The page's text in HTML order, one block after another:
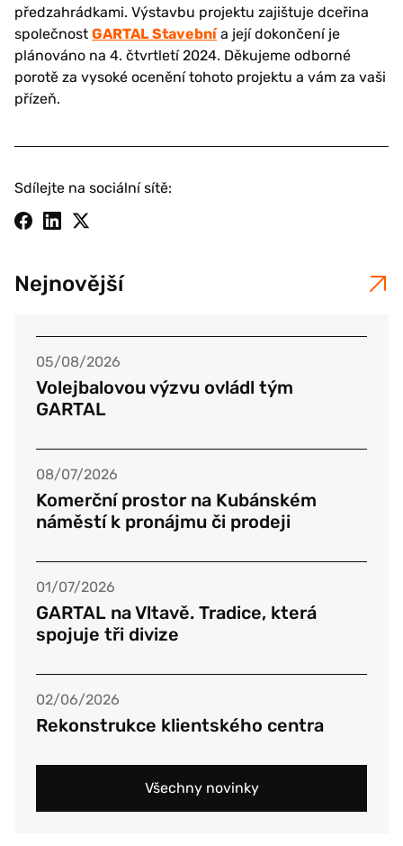
předzahrádkami. Výstavbu projektu zajištuje dceřina
společnost GARTAL Stavebnía její dokončení je
plánováno na 4. čtvrtletí 2024. Děkujeme odborné
porotě za vysoké ocenění tohoto projektu a vám za vaši
přízeň.
Sdílejte na sociální sítě:
Nejnovější
05/08/2026
Volejbalovou výzvu ovládl tým
GARTAL
08/07/2026
Komerční prostor na Kubánském
náměstí k pronájmu či prodeji
01/07/2026
GARTAL na Vltavě. Tradice, která
spojuje tři divize
02/06/2026
Rekonstrukce klientského centra
Všechny novinky